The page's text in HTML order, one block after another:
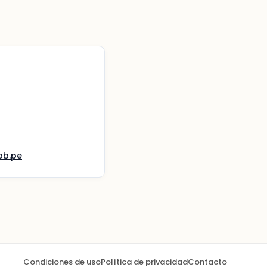
Condiciones de usoPolítica de privacidadContacto